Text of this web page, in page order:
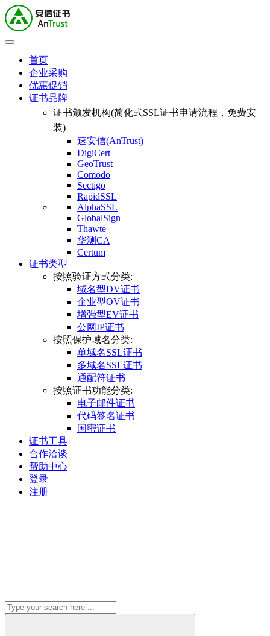
首页
企业采购
优惠促销
证书品牌
证书颁发机构(简化式SSL证书申请流程，免费安
装)
速安信(AnTrust)
DigiCert
GeoTrust
Comodo
Sectigo
RapidSSL
AlphaSSL
GlobalSign
Thawte
华测CA
Certum
证书类型
按照验证方式分类:
域名型DV证书
企业型OV证书
增强型EV证书
公网IP证书
按照保护域名分类:
单域名SSL证书
多域名SSL证书
通配符证书
按照证书功能分类:
电子邮件证书
代码签名证书
国密证书
证书工具
合作洽谈
帮助中心
登录
注册